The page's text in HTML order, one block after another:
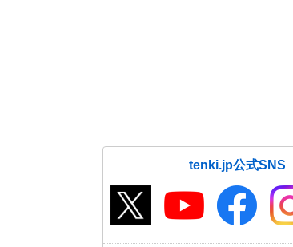
tenki.jp公式SNS